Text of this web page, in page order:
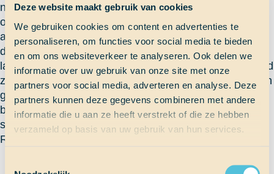
Deze website maakt gebruik van cookies
We gebruiken cookies om content en advertenties te
personaliseren, om functies voor social media te bieden
en om ons websiteverkeer te analyseren. Ook delen we
informatie over uw gebruik van onze site met onze
partners voor social media, adverteren en analyse. Deze
partners kunnen deze gegevens combineren met andere
informatie die u aan ze heeft verstrekt of die ze hebben
verzameld op basis van uw gebruik van hun services.
naar Nederland. Nee, we gingen naar ons huis. Naar
ons schip. Vol verhalen en avonturen praatten we
allemaal bij over onze ervaringen tijdens de eigen reis,
die vandaag is afgelopen. Het was raar om zo lang aan
land geweest te zijn. Acht dagen is nogal wat als je altijd
zee gewend bent. Toch hebben we allemaal genoten en
geleerd van en over elkaar, en ik denk dat dat het
belangrijkste is. We gingen terug naar huis, naar ons
schip. Daar waar alles anders is.
Robin